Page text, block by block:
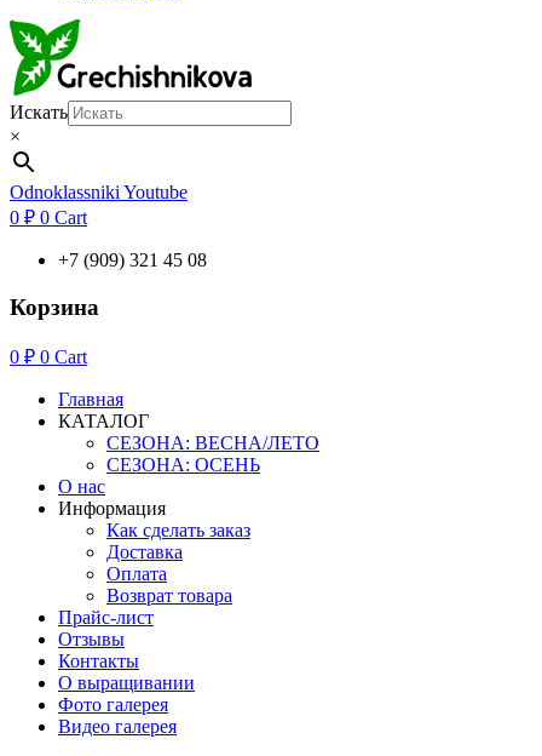
Искать
×
Odnoklassniki Youtube
0 ₽ 0 Cart
+7 (909) 321 45 08
Корзина
0 ₽ 0 Cart
Главная
КАТАЛОГ
СЕЗОНА: ВЕСНА/ЛЕТО
СЕЗОНА: ОСЕНЬ
О нас
Информация
Как сделать заказ
Доставка
Оплата
Возврат товара
Прайс-лист
Отзывы
Контакты
О выращивании
Фото галерея
Видео галерея